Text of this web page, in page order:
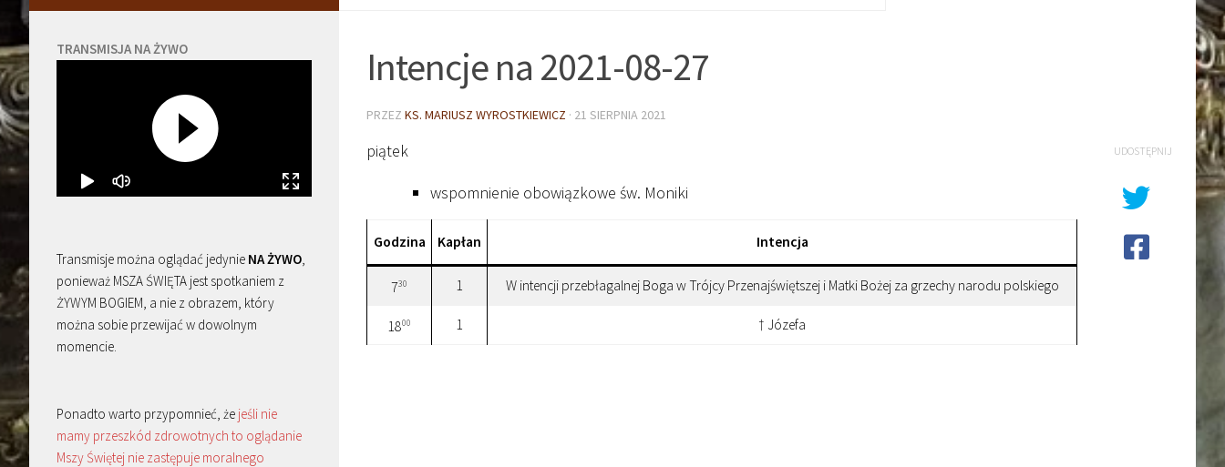
Intencje na 2021-08-27
PRZEZ KS. MARIUSZ WYROSTKIEWICZ · 21 SIERPNIA 2021
piątek
wspomnienie obowiązkowe św. Moniki
Godzina Kapłan Intencja
730 1 W intencji przebłagalnej Boga w Trójcy Przenajświętszej i Matki Bożej za grzechy narodu polskiego
1800 1 † Józefa
UDOSTĘPNIJ
TRANSMISJA NA ŻYWO
Transmisje można oglądać jedynie NA ŻYWO,
ponieważ MSZA ŚWIĘTA jest spotkaniem z
ŻYWYM BOGIEM, a nie z obrazem, który
można sobie przewijać w dowolnym
momencie.
Ponadto warto przypomnieć, że jeśli nie
mamy przeszkód zdrowotnych to oglądanie
Mszy Świętej nie zastępuje moralnego